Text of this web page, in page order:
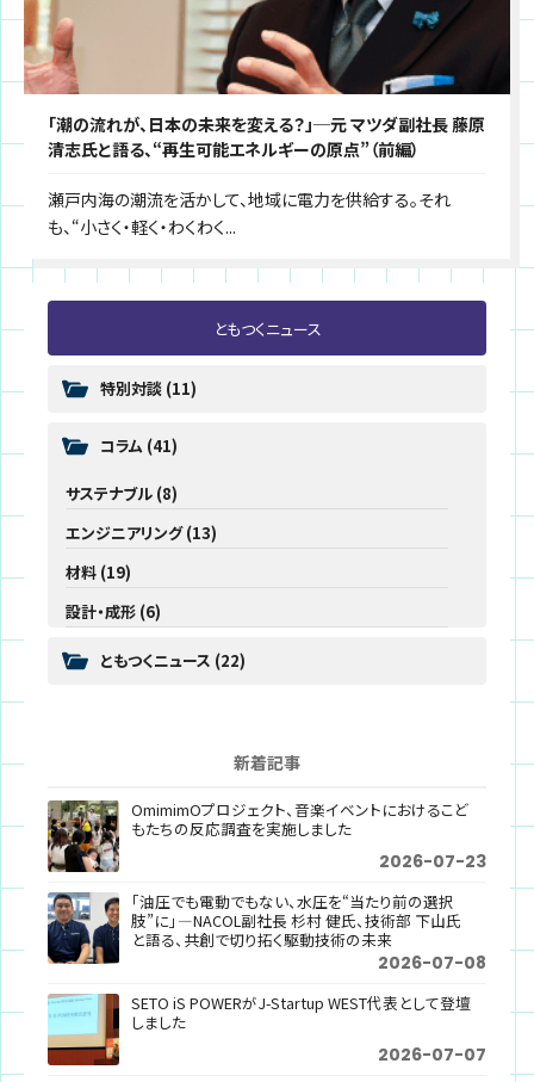
「潮の流れが、日本の未来を変える？」─元 マツダ副社長 藤原
清志氏と語る、“再生可能エネルギーの原点”（前編）
瀬戸内海の潮流を活かして、地域に電力を供給する。それ
も、“小さく・軽く・わくわく...
ともつくニュース
特別対談 (11)
コラム (41)
サステナブル (8)
エンジニアリング(13)
材料 (19)
設計・成形 (6)
ともつくニュース (22)
新着記事
OmimimOプロジェクト、音楽イベントにおけるこど
もたちの反応調査を実施しました
2026-07-23
「油圧でも電動でもない、水圧を“当たり前の選択
肢”に」―NACOL副社長 杉村 健氏、技術部 下山氏
と語る、共創で切り拓く駆動技術の未来
2026-07-08
SETO iS POWERがJ-Startup WEST代表として登壇
しました
2026-07-07